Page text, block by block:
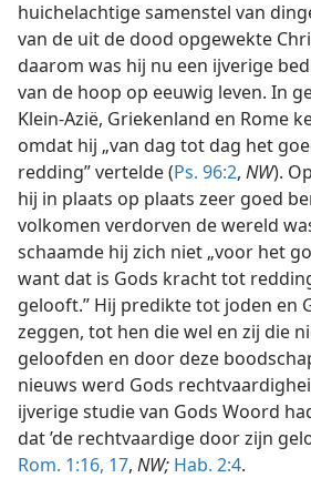
huichelachtige samenstel van
van de uit de dood opgewekte
daarom was hij nu een ijverige
van de hoop op eeuwig leven. In
Klein-Azië, Griekenland en Rome
omdat hij „van dag tot dag het
redding” vertelde (Ps. 96:2, NW).
hij in plaats op plaats zeer goed
volkomen verdorven de wereld
schaamde hij zich niet „voor het
want dat is Gods kracht tot
gelooft.” Hij predikte tot joden en
zeggen, tot hen die wel en zij die
geloofden en door deze
nieuws werd Gods
ijverige studie van Gods Woord
dat ’de rechtvaardige door zijn
Rom. 1:16, 17, NW; Hab. 2:4.